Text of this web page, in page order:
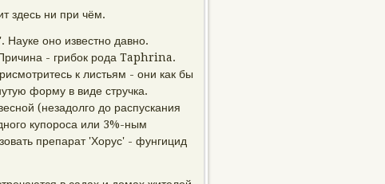
здесь ни при чём.
Науке оно известно давно.
- грибок рода Taphrina.
к листьям - они как бы
форму в виде стручка.
(незадолго до распускания
купороса или 3%-ным
препарат 'Хорус' - фунгицид